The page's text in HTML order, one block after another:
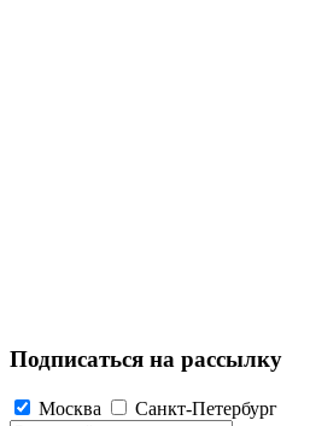
Подписаться на рассылку
Москва Санкт-Петербург